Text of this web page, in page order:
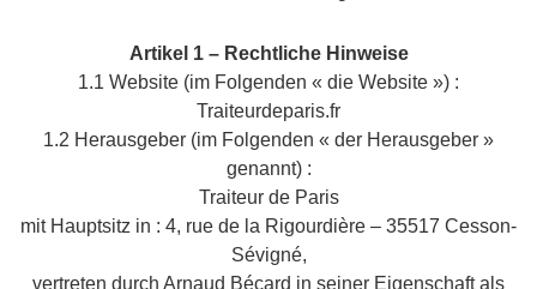
Artikel 1 – Rechtliche Hinweise
1.1 Website (im Folgenden « die Website ») :
Traiteurdeparis.fr
1.2 Herausgeber (im Folgenden « der Herausgeber »
genannt) :
Traiteur de Paris
mit Hauptsitz in : 4, rue de la Rigourdière – 35517 Cesson-
Sévigné,
vertreten durch Arnaud Bécard in seiner Eigenschaft als